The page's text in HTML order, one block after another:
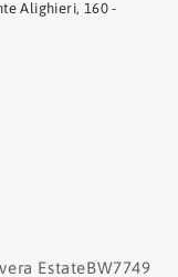
Alighieri, 160 -
EstateBW7749